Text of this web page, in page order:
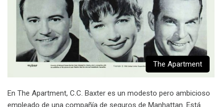
The Apartment
En The Apartment, C.C. Baxter es un modesto pero ambicioso
empleado de una compañía de seguros de Manhattan. Está